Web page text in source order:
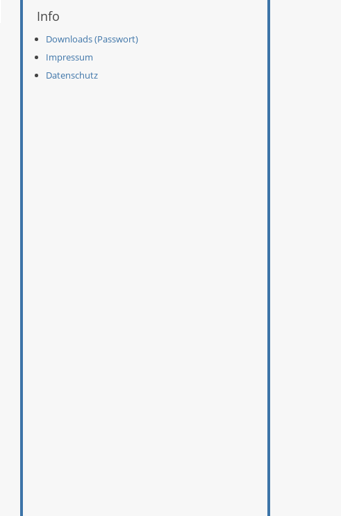
Info
Downloads (Passwort)
Impressum
Datenschutz